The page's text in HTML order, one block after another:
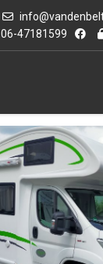
06-47181599